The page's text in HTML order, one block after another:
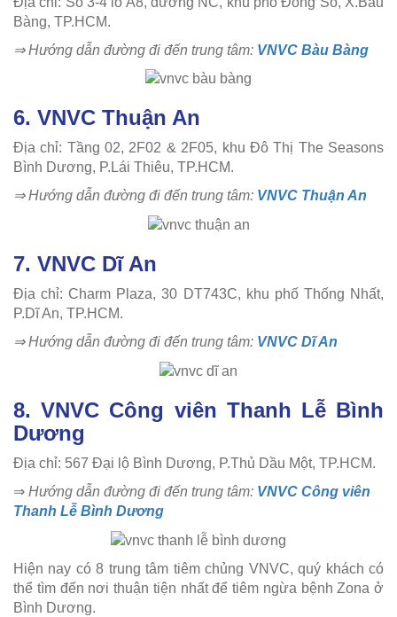
Bàng, TP.HCM.
⇒ Hướng dẫn đường đi đến trung tâm: VNVC Bàu Bàng
6. VNVC Thuận An
Địa chỉ: Tầng 02, 2F02 & 2F05, khu Đô Thị The Seasons
Bình Dương, P.Lái Thiêu, TP.HCM.
⇒ Hướng dẫn đường đi đến trung tâm: VNVC Thuận An
7. VNVC Dĩ An
Địa chỉ: Charm Plaza, 30 DT743C, khu phố Thống Nhất,
P.Dĩ An, TP.HCM.
⇒ Hướng dẫn đường đi đến trung tâm: VNVC Dĩ An
8. VNVC Công viên Thanh Lễ Bình
Dương
Địa chỉ: 567 Đại lộ Bình Dương, P.Thủ Dầu Một, TP.HCM.
⇒ Hướng dẫn đường đi đến trung tâm: VNVC Công viên
Thanh Lễ Bình Dương
Hiện nay có 8 trung tâm tiêm chủng VNVC, quý khách có
thể tìm đến nơi thuận tiện nhất để tiêm ngừa bệnh Zona ở
Bình Dương.